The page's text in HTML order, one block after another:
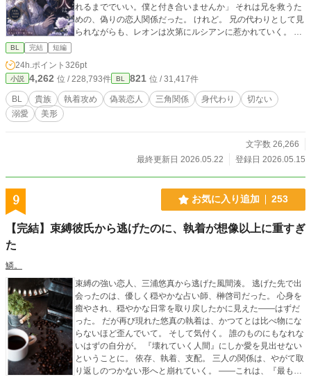
れるまででいい。僕と付き合いませんか」 それは兄を救うた
めの、偽りの恋人関係だった。 けれど。 兄の代わりとして見
られながらも、レオンは次第にルシアンに惹かれていく。 そ
めて“自分の恋”を選ぶ物語。
BL 完結 短編
24h.ポイント 326pt
小説 4,262 位 / 228,793件 BL 821 位 / 31,417件
BL 貴族 執着攻め 偽装恋人 三角関係 身代わり
切ない
溺愛
美形
文字数 26,266
最終更新日 2026.05.22
登録日 2026.05.15
9 お気に入り追加 253
【完結】束縛彼氏から逃げたのに、執着が想像以上に重すぎ
た
鱗。
束縛の強い恋人、三浦悠真から逃げた風間湊。 逃げた先で出
会ったのは、優しく穏やかな占い師、榊啓司だった。 心身を
癒やされ、穏やかな日常を取り戻したかに見えた——はずだ
った。 だが再び現れた悠真の執着は、かつてとは比べ物にな
らないほど歪んでいて。 そして気付く。 誰のものにもなれな
いはずの自分が。 『壊れていく人間』にしか愛を見出せない
ということに。 依存、執着、支配。 三人の関係は、やがて取
り返しのつかない形へと崩れていく。 ——これは、『最も壊